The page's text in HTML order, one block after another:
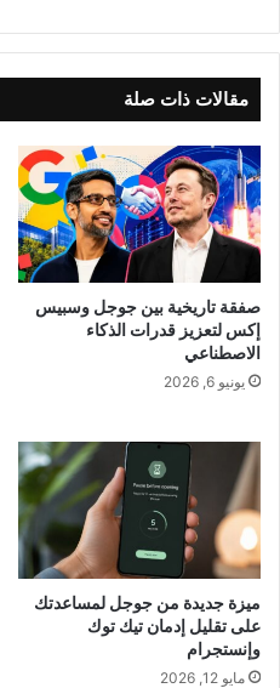
مقالات ذات صلة
صفقة تاريخية بين جوجل وسبيس
إكس لتعزيز قدرات الذكاء
الاصطناعي
يونيو 6, 2026
ميزة جديدة من جوجل لمساعدتك
على تقليل إدمان تيك توك
وإنستجرام
مايو 12, 2026